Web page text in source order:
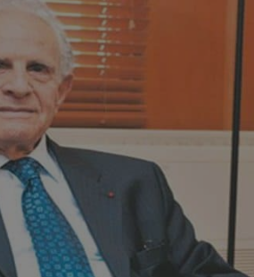
.tiktok.com
CookieScript
www.tothemaonline.com